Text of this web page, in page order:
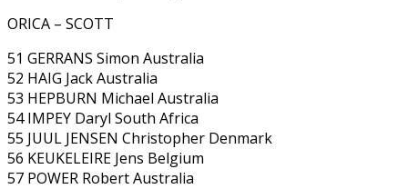
ORICA – SCOTT
51 GERRANS Simon Australia
52 HAIG Jack Australia
53 HEPBURN Michael Australia
54 IMPEY Daryl South Africa
55 JUUL JENSEN Christopher Denmark
56 KEUKELEIRE Jens Belgium
57 POWER Robert Australia